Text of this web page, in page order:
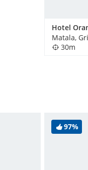
Hotel
Matala,
30m
97%